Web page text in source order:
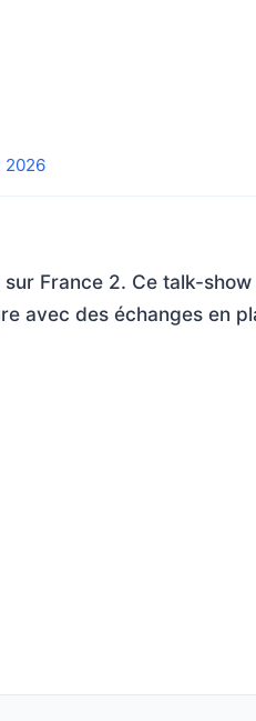
2026
France 2. Ce talk-
avec des échanges en